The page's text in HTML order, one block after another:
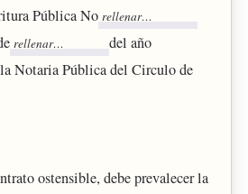
Pública No
del año
Notaria Pública del Circulo de
ostensible, debe prevalecer la